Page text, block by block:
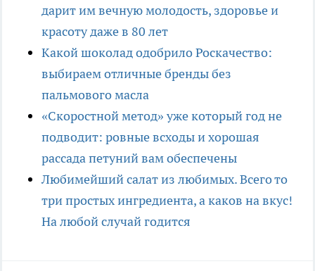
дарит им вечную молодость, здоровье и
красоту даже в 80 лет
Какой шоколад одобрило Роскачество:
выбираем отличные бренды без
пальмового масла
«Скоростной метод» уже который год не
подводит: ровные всходы и хорошая
рассада петуний вам обеспечены
Любимейший салат из любимых. Всего то
три простых ингредиента, а каков на вкус!
На любой случай годится